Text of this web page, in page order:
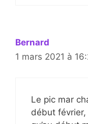
Bernard
1 mars 2021 à
Le pic mar
début février,